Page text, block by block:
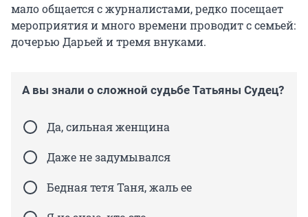
мало общается с журналистами, редко посещает
мероприятия и много времени проводит с семьей:
дочерью Дарьей и тремя внуками.
А вы знали о сложной судьбе Татьяны Судец?
Да, сильная женщина
Даже не задумывался
Бедная тетя Таня, жаль ее